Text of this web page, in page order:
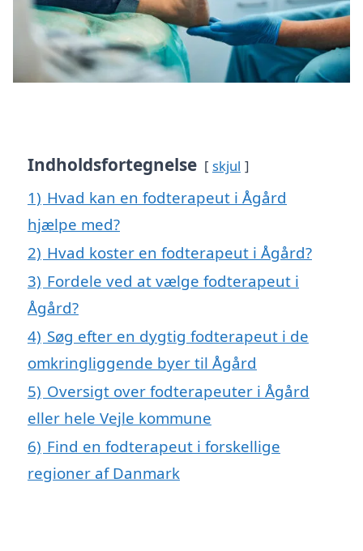
Indholdsfortegnelse skjul
1) Hvad kan en fodterapeut i Ågård
hjælpe med?
2) Hvad koster en fodterapeut i Ågård?
3) Fordele ved at vælge fodterapeut i
Ågård?
4) Søg efter en dygtig fodterapeut i de
omkringliggende byer til Ågård
5) Oversigt over fodterapeuter i Ågård
eller hele Vejle kommune
6) Find en fodterapeut i forskellige
regioner af Danmark